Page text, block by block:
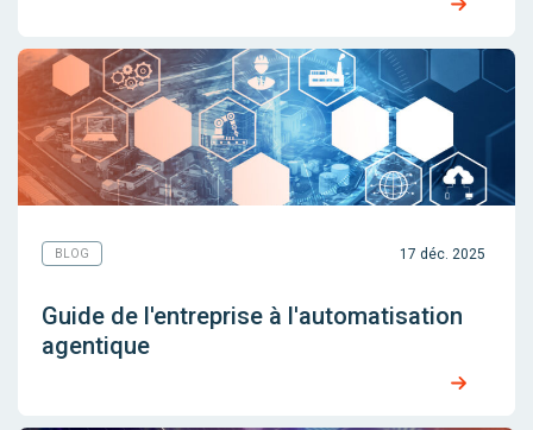
BLOG 17 déc. 2025
Guide de l'entreprise à l'automatisation
agentique